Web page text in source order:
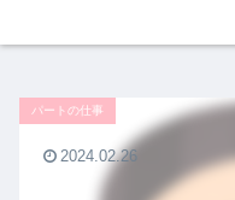
パートの仕事
2024.02.26